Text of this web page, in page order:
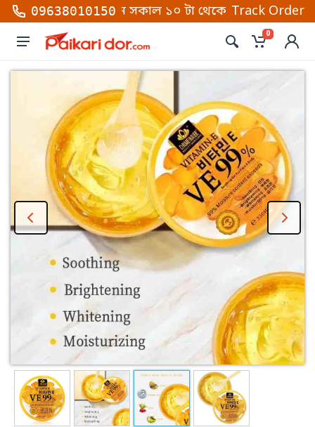
09638010150
কল করুন সকাল ১০ টা থেকে রাত ১০টা (শনিTrack Order
0